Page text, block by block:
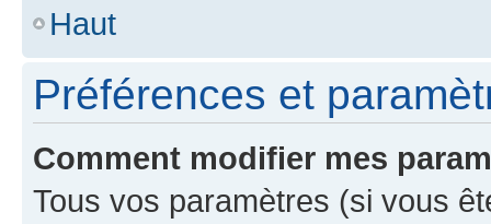
Haut
Préférences et
Comment modifier mes
Tous vos paramètres (si vous